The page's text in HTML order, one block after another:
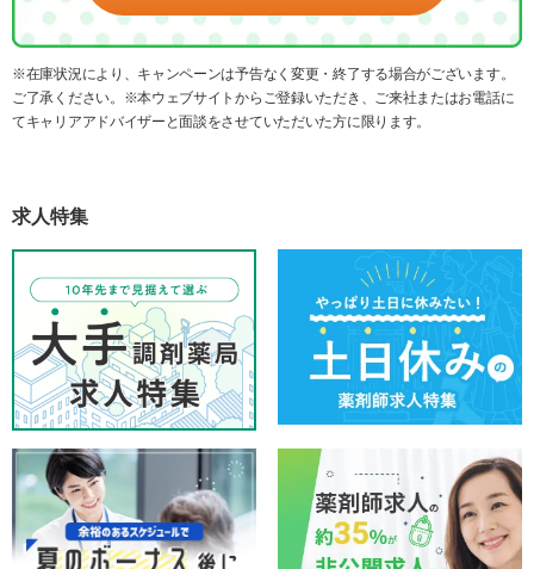
※在庫状況により、キャンペーンは予告なく変更・終了する場合がございます。
ご了承ください。※本ウェブサイトからご登録いただき、ご来社またはお電話に
てキャリアアドバイザーと面談をさせていただいた方に限ります。
求人特集